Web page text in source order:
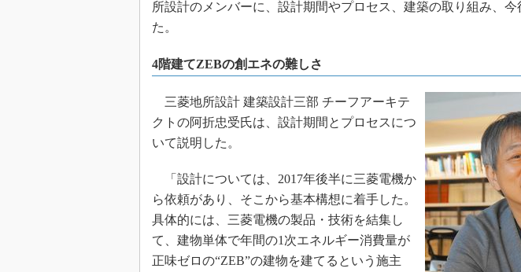
所設計のメンバーに、設計期間やプロセス、建築の取り組み、
た。
4階建てZEBの創エネの難しさ
三菱地所設計 建築設計三部 チーフアーキテ
クトの阿折忠受氏は、設計期間とプロセスにつ
いて説明した。
「設計については、2017年後半に三菱電機か
ら依頼があり、そこから基本構想に着手した。
具体的には、三菱電機の製品・技術を結集し
て、建物単体で年間の1次エネルギー消費量が
正味ゼロの“ZEB”の建物を建てるという施主